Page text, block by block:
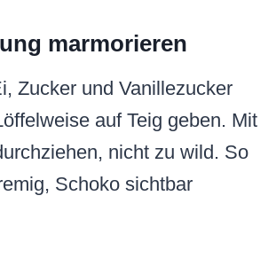
marmorieren
Zucker und Vanillezucker
auf Teig geben. Mit
nicht zu wild. So
Schoko sichtbar